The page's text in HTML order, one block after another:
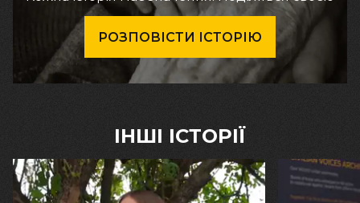
РОЗПОВІСТИ ІСТОРІЮ
ІНШІ ІСТОРІЇ